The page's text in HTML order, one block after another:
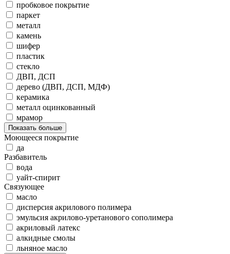
пробковое покрытие
паркет
металл
камень
шифер
пластик
стекло
ДВП, ДСП
дерево (ДВП, ДСП, МДФ)
керамика
металл оцинкованный
мрамор
Показать больше
Моющееся покрытие
да
Разбавитель
вода
уайт-спирит
Связующее
масло
дисперсия акрилового полимера
эмульсия акрилово-уретанового сополимера
акриловый латекс
алкидные смолы
льняное масло